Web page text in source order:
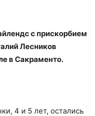
с прискорбием
Лесников
в Сакраменто.
4 и 5 лет, остались